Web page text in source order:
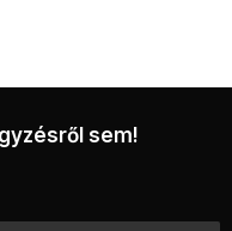
sem!